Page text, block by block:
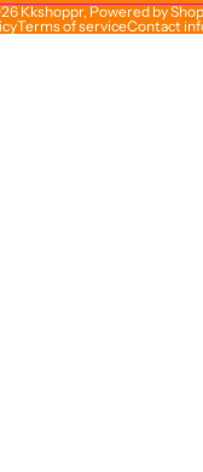
Kkshoppr,Powered by
Terms of serviceContact